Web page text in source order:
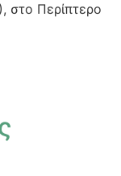
στο Περίπτερο